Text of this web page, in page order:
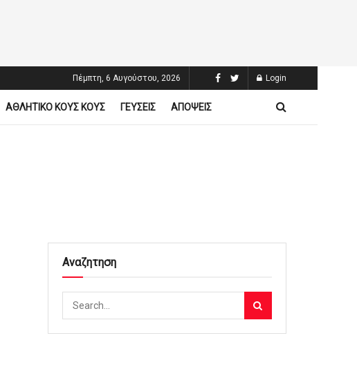
Πέμπτη, 6 Αυγούστου, 2026 Login
ΑΘΛΗΤΙΚΟ ΚΟΥΣ ΚΟΥΣ ΓΕΥΣΕΙΣ ΑΠΟΨΕΙΣ
Αναζητηση